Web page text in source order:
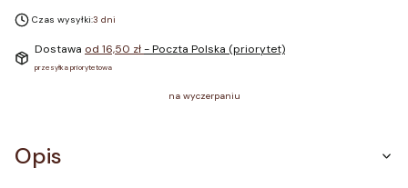
Czas wysyłki:3 dni
Dostawa od 16,50 zł- Poczta Polska (priorytet)
przesyłka priorytetowa
na wyczerpaniu
Opis